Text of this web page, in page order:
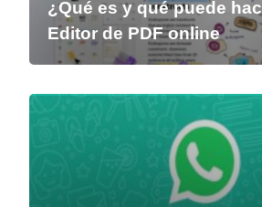
¿Qué es y qué puede
Editor de PDF online